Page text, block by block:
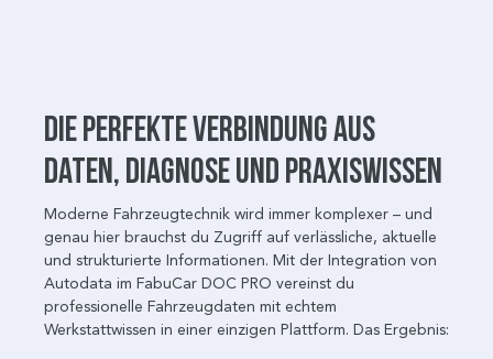
Die perfekte Verbindung aus
Daten, Diagnose und Praxiswissen
Moderne Fahrzeugtechnik wird immer komplexer – und
genau hier brauchst du Zugriff auf verlässliche, aktuelle
und strukturierte Informationen. Mit der Integration von
Autodata im FabuCar DOC PRO vereinst du
professionelle Fahrzeugdaten mit echtem
Werkstattwissen in einer einzigen Plattform. Das Ergebnis: